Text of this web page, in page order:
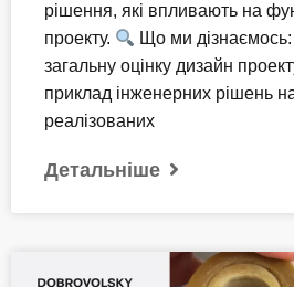
рішення, які впливають на
проекту.
Що ми
загальну оцінку дизайн
приклад інженерних рішень
реалізованих
Детальніше